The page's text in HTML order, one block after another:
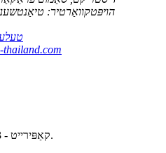
הויפּטקוואַרטיר:
thailand.com
© קאַפּירייט - 2010-2023: כל הזכויות שמורות.